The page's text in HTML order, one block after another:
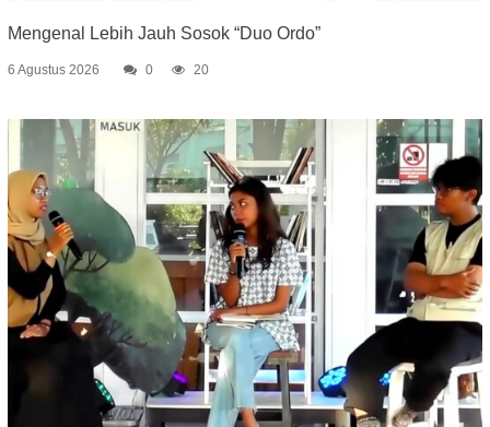
Mengenal Lebih Jauh Sosok “Duo Ordo”
6 Agustus 2026 0 20